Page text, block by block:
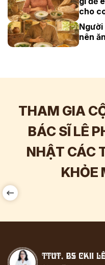
cho
nên
THAM GIA
BÁC SĨ LÊ
NHẬT CÁC
KHỎE